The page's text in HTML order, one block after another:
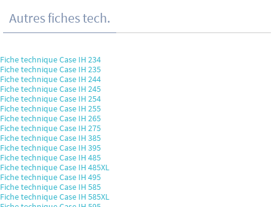
Autres fiches tech.
Fiche technique Case IH 234
Fiche technique Case IH 235
Fiche technique Case IH 244
Fiche technique Case IH 245
Fiche technique Case IH 254
Fiche technique Case IH 255
Fiche technique Case IH 265
Fiche technique Case IH 275
Fiche technique Case IH 385
Fiche technique Case IH 395
Fiche technique Case IH 485
Fiche technique Case IH 485XL
Fiche technique Case IH 495
Fiche technique Case IH 585
Fiche technique Case IH 585XL